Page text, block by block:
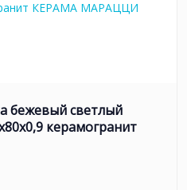
бежевый светлый
керамогранит